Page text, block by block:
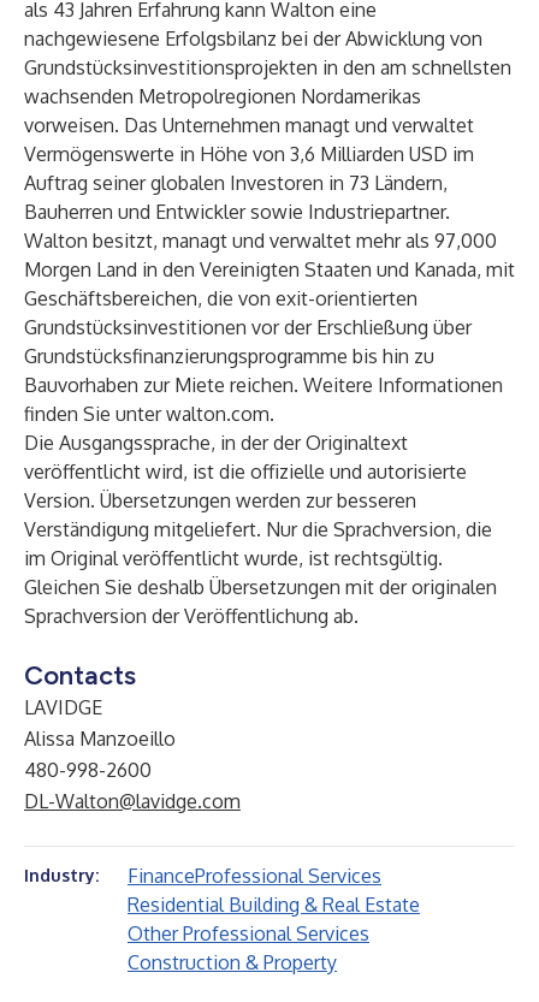
als 43 Jahren Erfahrung kann Walton eine
nachgewiesene Erfolgsbilanz bei der Abwicklung von
Grundstücksinvestitionsprojekten in den am schnellsten
wachsenden Metropolregionen Nordamerikas
vorweisen. Das Unternehmen managt und verwaltet
Vermögenswerte in Höhe von 3,6 Milliarden USD im
Auftrag seiner globalen Investoren in 73 Ländern,
Bauherren und Entwickler sowie Industriepartner.
Walton besitzt, managt und verwaltet mehr als 97,000
Morgen Land in den Vereinigten Staaten und Kanada, mit
Geschäftsbereichen, die von exit-orientierten
Grundstücksinvestitionen vor der Erschließung über
Grundstücksfinanzierungsprogramme bis hin zu
Bauvorhaben zur Miete reichen. Weitere Informationen
finden Sie unterwalton.com.
Die Ausgangssprache, in der der Originaltext
veröffentlicht wird, ist die offizielle und autorisierte
Version. Übersetzungen werden zur besseren
Verständigung mitgeliefert. Nur die Sprachversion, die
im Original veröffentlicht wurde, ist rechtsgültig.
Gleichen Sie deshalb Übersetzungen mit der originalen
Sprachversion der Veröffentlichung ab.
Contacts
LAVIDGE
Alissa Manzoeillo
480-998-2600
DL-Walton@lavidge.com
Industry: FinanceProfessional Services
Residential Building & Real Estate
Other Professional Services
Construction & Property